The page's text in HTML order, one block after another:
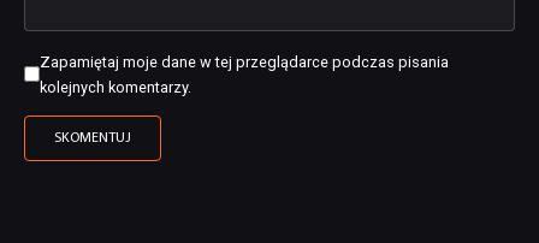
Zapamiętaj moje dane w tej przeglądarce podczas pisania
kolejnych komentarzy.